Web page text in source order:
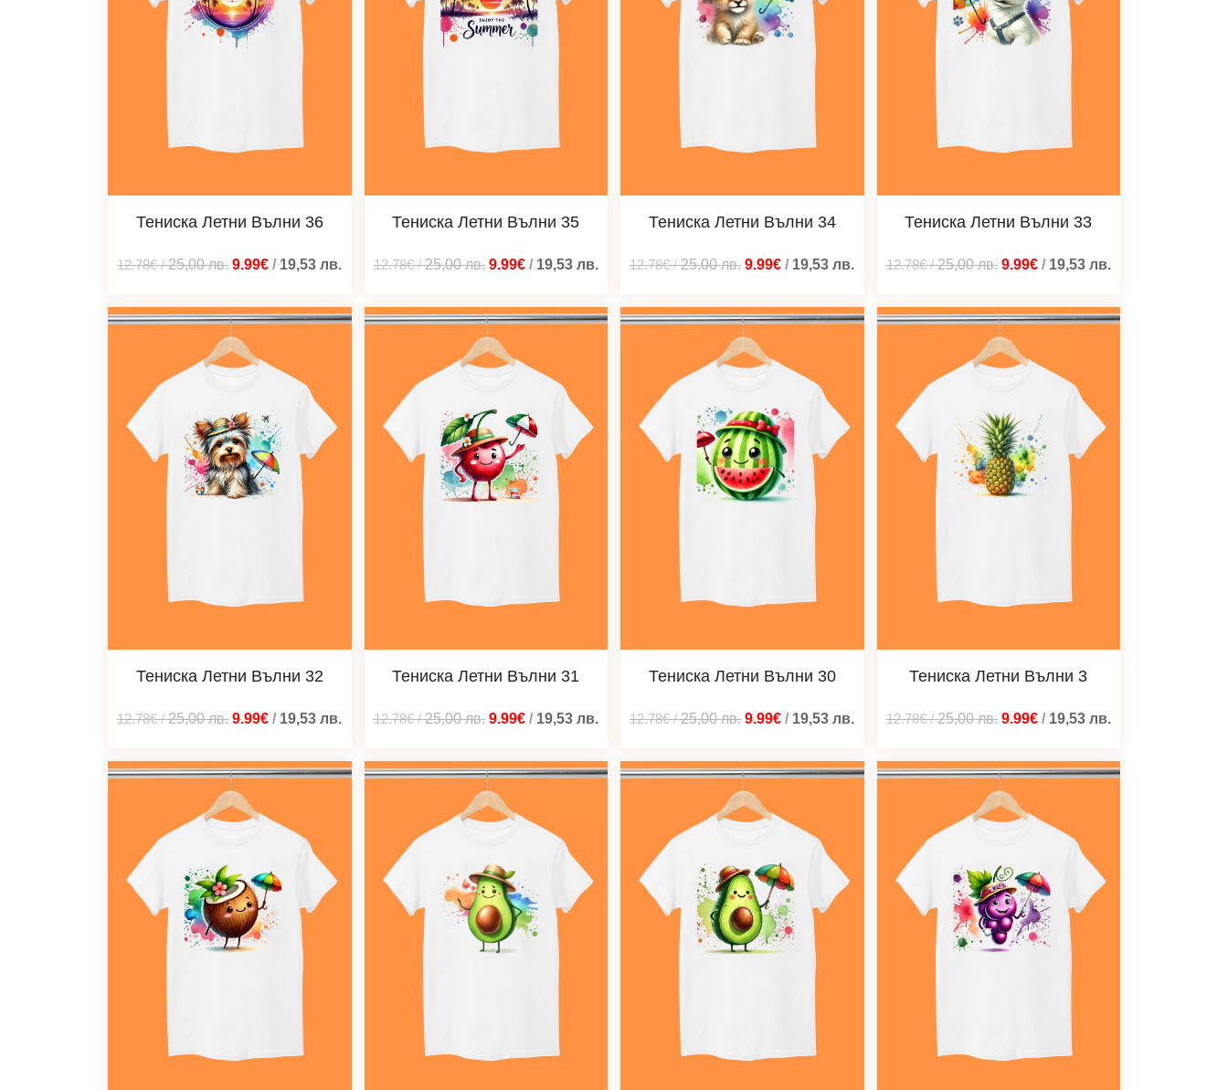
Тениска Летни Вълни 36
12.78€/25,00лв. 9.99€ / 19,53лв.
Тениска Летни Вълни 35
12.78€/25,00лв. 9.99€/ 19,53 лв.
Тениска Летни Вълни 34
12.78€/25,00лв. 9.99€ / 19,53лв.
Тениска Летни Вълни 33
12.78€/25,00лв. 9.99€/ 19,53 лв.
Тениска Летни Вълни 32
12.78€/25,00лв. 9.99€ / 19,53лв.
Тениска Летни Вълни 31
12.78€/25,00лв. 9.99€/ 19,53 лв.
Тениска Летни Вълни 30
12.78€/25,00лв. 9.99€ / 19,53лв.
Тениска Летни Вълни 3
12.78€/25,00лв. 9.99€/ 19,53 лв.